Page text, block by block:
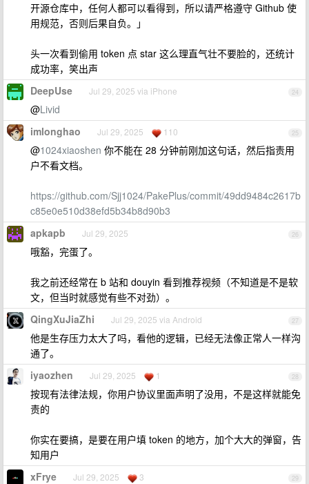
开源仓库中，任何人都可以看得到，所以请严格遵守 Github 使
用规范，否则后果自负。」
头一次看到偷用 token 点 star 这么理直气壮不要脸的，还统计
成功率，笑出声
24
DeepUse Jul 29, 2025 via iPhone
@Livid
25
imlonghao Jul 29, 2025 110
@1024xiaoshen 你不能在 28 分钟前刚加这句话，然后指责用
户不看文档。
https://github.com/Sjj1024/PakePlus/commit/49dd9484c2617b
c85e0e510d38efd5b34b8d90b3
26
apkapb Jul 29, 2025
哦豁，完蛋了。
我之前还经常在 b 站和 douyin 看到推荐视频（不知道是不是软
文，但当时就感觉有些不对劲）。
27
QingXuJiaZhi Jul 29, 2025 via Android
他是生存压力太大了吗，看他的逻辑，已经无法像正常人一样沟
通了。
28
iyaozhen Jul 29, 2025 1
按现有法律法规，你用户协议里面声明了没用，不是这样就能免
责的
你实在要搞，是要在用户填 token 的地方，加个大大的弹窗，告
知用户
29
xFrye Jul 29, 2025 3